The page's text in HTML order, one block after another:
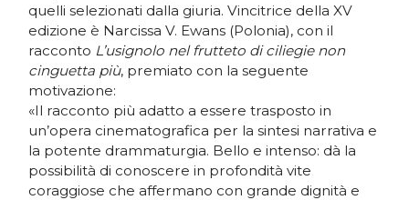
quelli selezionati dalla giuria. Vincitrice della XV
edizione è Narcissa V. Ewans (Polonia), con il
racconto L’usignolo nel frutteto di ciliegie non
cinguetta più, premiato con la seguente
motivazione:
«Il racconto più adatto a essere trasposto in
un’opera cinematografica per la sintesi narrativa e
la potente drammaturgia. Bello e intenso: dà la
possibilità di conoscere in profondità vite
coraggiose che affermano con grande dignità e